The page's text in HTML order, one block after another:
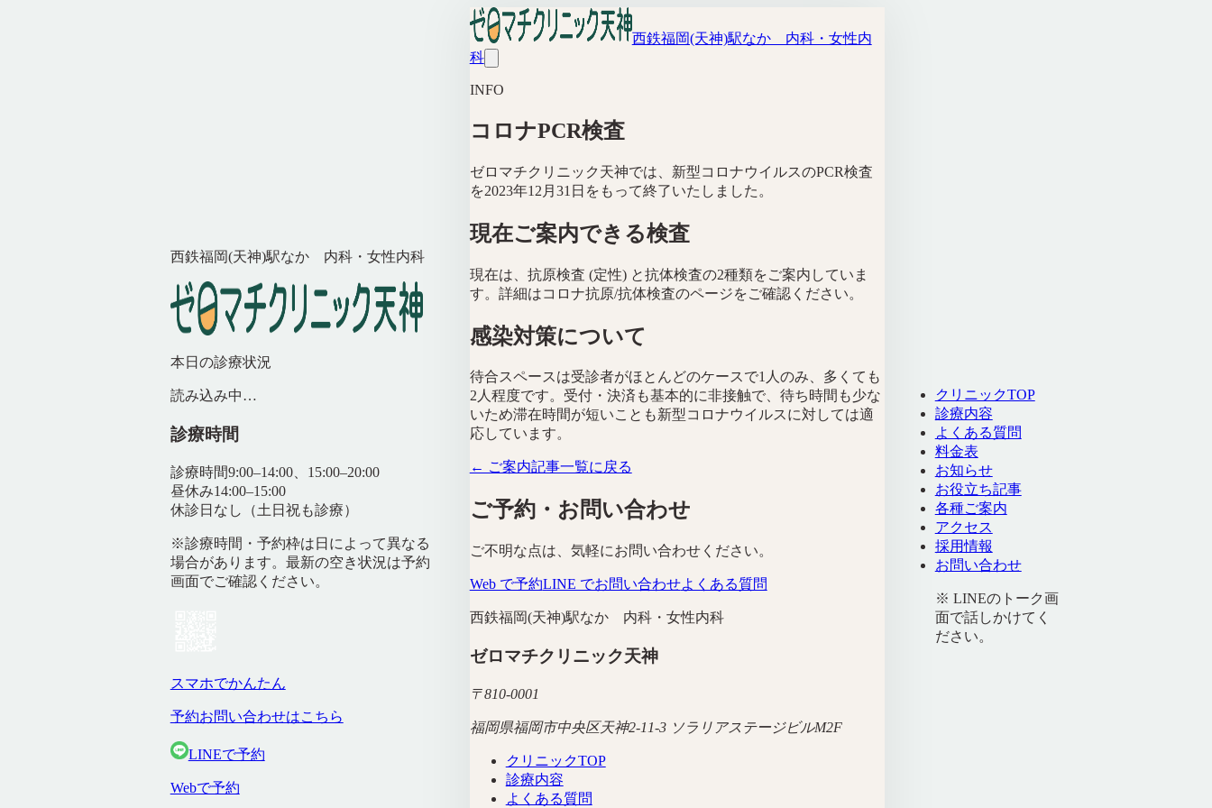
西鉄福岡(天神)駅なか 内科・女性内科
本日の診療状況
読み込み中…
診療時間
診療時間9:00–14:00、15:00–20:00
昼休み14:00–15:00
休診日 なし（土日祝も診療）
※診療時間・予約枠は日によって異なる
場合があります。最新の空き状況は予約
画面でご確認ください。
スマホでかんたん
予約お問い合わせはこちら
LINEで予約
Webで予約
西鉄福岡(天神)駅なか 内科・女性内
科
INFO
コロナPCR検査
ゼロマチクリニック天神では、新型コロナウイルスのPCR検査
を2023年12月31日をもって終了いたしました。
現在ご案内できる検査
現在は、抗原検査 (定性) と抗体検査の2種類をご案内していま
す。詳細はコロナ抗原/抗体検査のページをご確認ください。
感染対策について
待合スペースは受診者がほとんどのケースで1人のみ、多くても
2人程度です。受付・決済も基本的に非接触で、待ち時間も少な
いため滞在時間が短いことも新型コロナウイルスに対しては適
応しています。
← ご案内記事一覧に戻る
ご予約・お問い合わせ
ご不明な点は、気軽にお問い合わせください。
Web で予約LINE でお問い合わせよくある質問
西鉄福岡(天神)駅なか 内科・女性内科
ゼロマチクリニック天神
〒810-0001
福岡県福岡市中央区天神2-11-3 ソラリアステージビルM2F
クリニックTOP
診療内容
よくある質問
クリニックTOP
診療内容
よくある質問
料金表
お知らせ
お役立ち記事
各種ご案内
アクセス
採用情報
お問い合わせ
※ LINEのトーク画
面で話しかけてく
ださい。